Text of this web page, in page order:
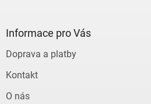
Informace pro Vás
Doprava a platby
Kontakt
O nás